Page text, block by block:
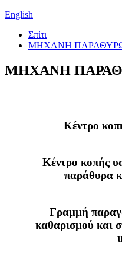
English
Σπίτι
ΜΗΧΑΝΗ
ΜΗΧΑΝΗ
Κέντρο
Κέντρο κοπής
παράθυρα
Γραμμή
καθαρισμού και